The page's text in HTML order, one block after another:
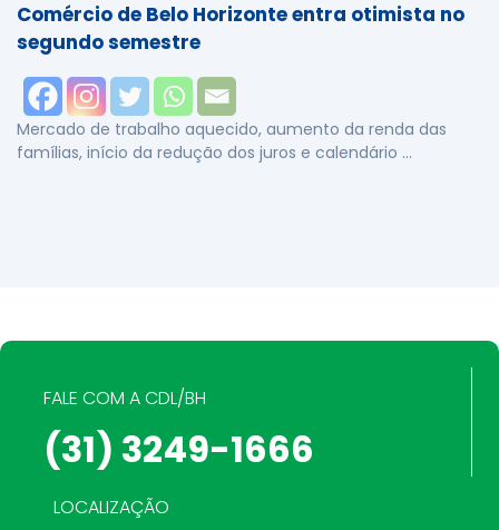
Comércio de Belo Horizonte entra otimista no
segundo semestre
Mercado de trabalho aquecido, aumento da renda das
famílias, início da redução dos juros e calendário …
FALE COM A CDL/BH
(31) 3249-1666
LOCALIZAÇÃO